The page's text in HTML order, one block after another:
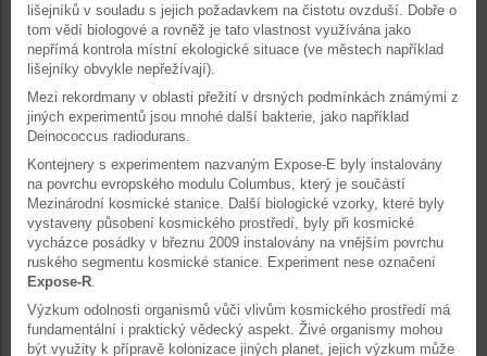
lišejníků v souladu s jejich požadavkem na čistotu ovzduší. Dobře o
tom vědí biologové a rovněž je tato vlastnost využívána jako
nepřímá kontrola místní ekologické situace (ve městech například
lišejníky obvykle nepřežívají).
Mezi rekordmany v oblasti přežití v drsných podmínkách známými z
jiných experimentů jsou mnohé další bakterie, jako například
Deinococcus radiodurans.
Kontejnery s experimentem nazvaným Expose-E byly instalovány
na povrchu evropského modulu Columbus, který je součástí
Mezinárodní kosmické stanice. Další biologické vzorky, které byly
vystaveny působení kosmického prostředí, byly při kosmické
vycházce posádky v březnu 2009 instalovány na vnějším povrchu
ruského segmentu kosmické stanice. Experiment nese označení
Expose-R.
Výzkum odolnosti organismů vůči vlivům kosmického prostředí má
fundamentální i praktický vědecký aspekt. Živé organismy mohou
být využity k přípravě kolonizace jiných planet, jejich výzkum může